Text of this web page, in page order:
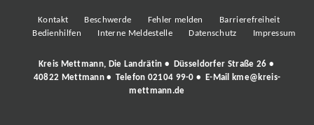
Kontakt Beschwerde Fehler melden
Barrierefreiheit
Bedienhilfen
Interne Meldestelle Datenschutz Impressum
Kreis Mettmann, Die Landrätin • Düsseldorfer Straße 26 •
40822 Mettmann • Telefon 02104 99-0 • E-Mail
kme@kreis-
mettmann.de